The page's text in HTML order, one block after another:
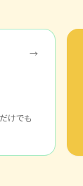
→
けでも